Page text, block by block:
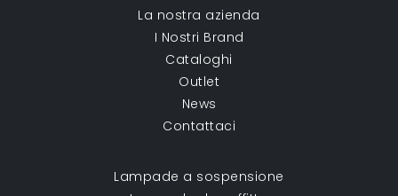
La nostra azienda
I Nostri Brand
Cataloghi
Outlet
News
Contattaci
Lampade a sospensione